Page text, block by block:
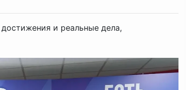
и реальные дела,